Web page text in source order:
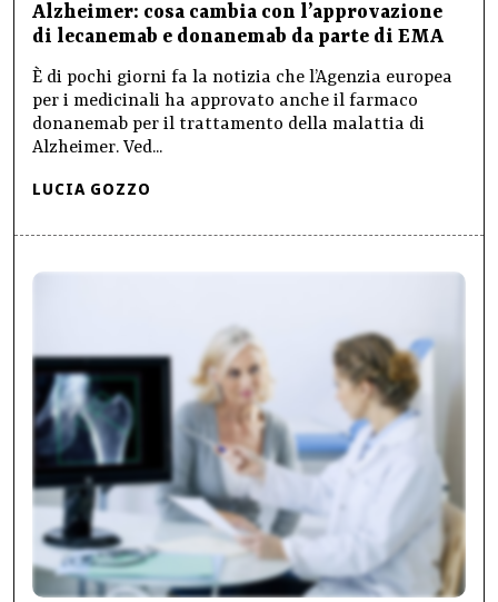
Alzheimer: cosa cambia con l’approvazione
di lecanemab e donanemab da parte di EMA
È di pochi giorni fa la notizia che l’Agenzia europea
per i medicinali ha approvato anche il farmaco
donanemab per il trattamento della malattia di
Alzheimer. Ved...
LUCIA GOZZO